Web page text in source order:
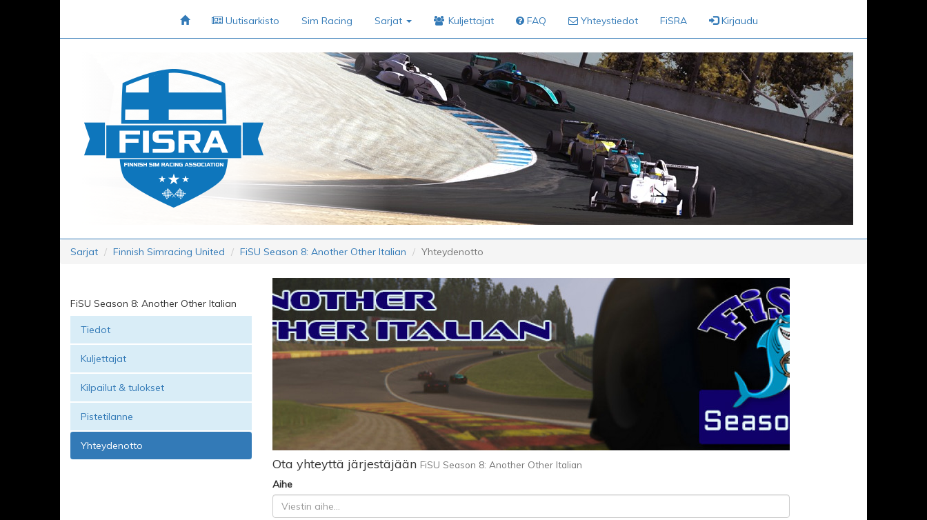
Uutisarkisto Sim Racing Sarjat Kuljettajat FAQ Yhteystiedot FiSRA Kirjaudu
Sarjat Finnish Simracing United FiSU Season 8: Another Other Italian Yhteydenotto
FiSU Season 8: Another Other Italian
Tiedot
Kuljettajat
Kilpailut & tulokset
Pistetilanne
Yhteydenotto
Ota yhteyttä järjestäjään FiSU Season 8: Another Other Italian
Aihe